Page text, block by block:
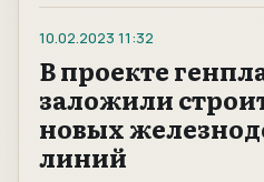
10.02.2023 11:32
В проекте
заложили
новых
линий